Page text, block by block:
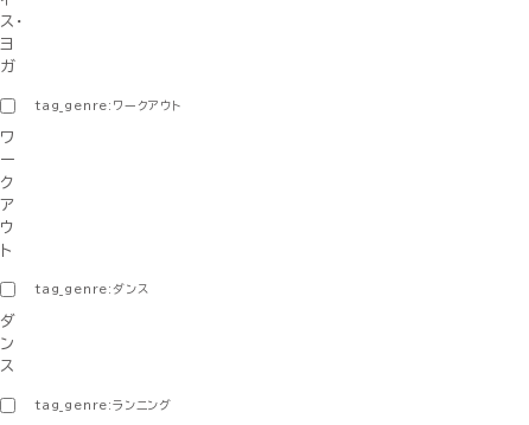
ス・
ヨ
ガ
tag_genre:ワークアウト
ワ
ー
ク
ア
ウ
ト
tag_genre:ダンス
ダ
ン
ス
tag_genre:ランニング